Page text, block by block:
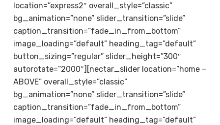
location=”express2″ overall_style=”classic”
bg_animation=”none” slider_transition=”slide”
caption_transition=”fade_in_from_bottom”
image_loading=”default” heading_tag=”default”
button_sizing=”regular” slider_height=”300″
autorotate=”2000″][nectar_slider location=”home –
ABOVE” overall_style=”classic”
bg_animation=”none” slider_transition=”slide”
caption_transition=”fade_in_from_bottom”
image_loading=”default” heading_tag=”default”